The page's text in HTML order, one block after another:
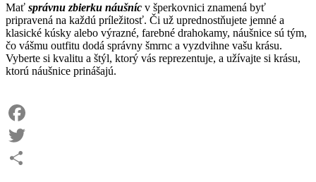
Mať správnu zbierku náušníc v šperkovnici znamená byť
pripravená na každú príležitosť. Či už uprednostňujete jemné a
klasické kúsky alebo výrazné, farebné drahokamy, náušnice sú tým,
čo vášmu outfitu dodá správny šmrnc a vyzdvihne vašu krásu.
Vyberte si kvalitu a štýl, ktorý vás reprezentuje, a užívajte si krásu,
ktorú náušnice prinášajú.
Facebook
Twitter